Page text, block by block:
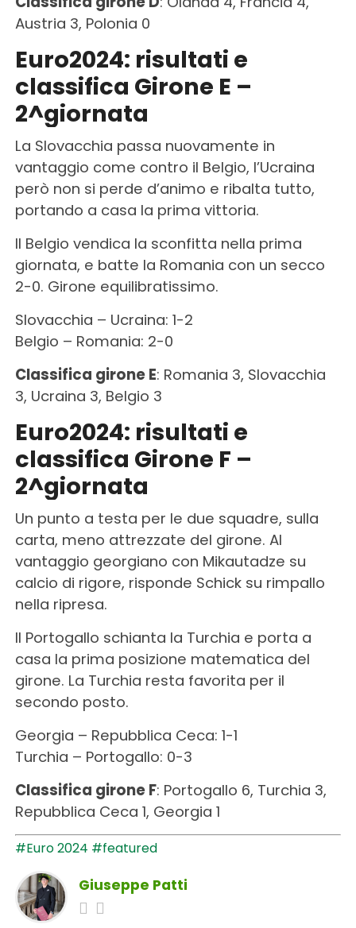
Austria 3, Polonia 0
Euro2024: risultati e
classifica Girone E –
2^giornata
La Slovacchia passa nuovamente in
vantaggio come contro il Belgio, l’Ucraina
però non si perde d’animo e ribalta tutto,
portando a casa la prima vittoria.
Il Belgio vendica la sconfitta nella prima
giornata, e batte la Romania con un secco
2-0. Girone equilibratissimo.
Slovacchia – Ucraina: 1-2
Belgio – Romania: 2-0
Classifica girone E: Romania 3, Slovacchia
3, Ucraina 3, Belgio 3
Euro2024: risultati e
classifica Girone F –
2^giornata
Un punto a testa per le due squadre, sulla
carta, meno attrezzate del girone. Al
vantaggio georgiano con Mikautadze su
calcio di rigore, risponde Schick su rimpallo
nella ripresa.
Il Portogallo schianta la Turchia e porta a
casa la prima posizione matematica del
girone. La Turchia resta favorita per il
secondo posto.
Georgia – Repubblica Ceca: 1-1
Turchia – Portogallo: 0-3
Classifica girone F: Portogallo 6, Turchia 3,
Repubblica Ceca 1, Georgia 1
#Euro 2024 #featured
Giuseppe Patti